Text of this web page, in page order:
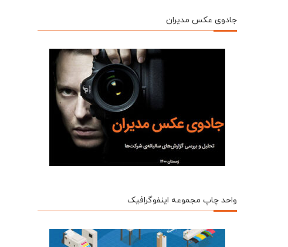
جادوی عکس مدیران
واحد چاپ مجموعه اینفوگرافیک